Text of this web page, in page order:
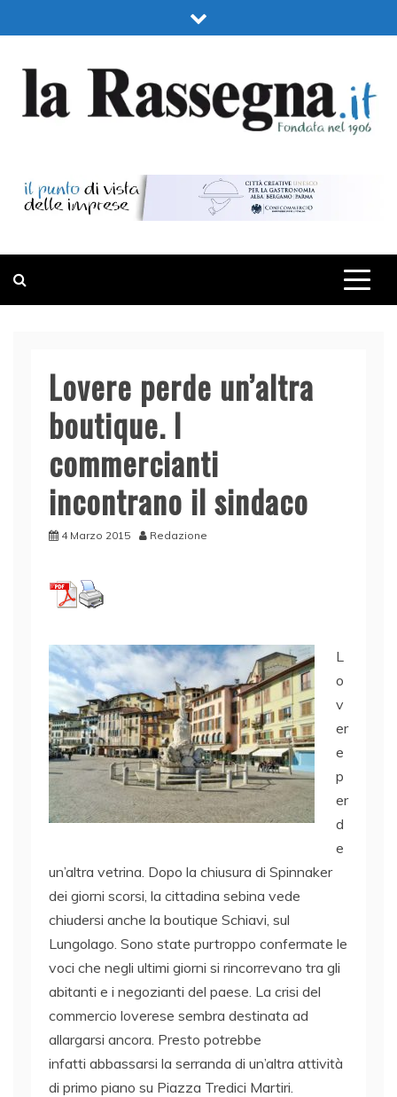
to
Lovere perde un’altra
boutique. I
commercianti
incontrano il sindaco
4 Marzo 2015 Redazione
L
o
v
er
e
p
er
d
e
un’altra vetrina. Dopo la chiusura di Spinnaker
dei giorni scorsi, la cittadina sebina vede
chiudersi anche la boutique Schiavi, sul
Lungolago. Sono state purtroppo confermate le
voci che negli ultimi giorni si rincorrevano tra gli
abitanti e i negozianti del paese. La crisi del
commercio loverese sembra destinata ad
allargarsi ancora. Presto potrebbe
infatti abbassarsi la serranda di un’altra attività
di primo piano su Piazza Tredici Martiri.